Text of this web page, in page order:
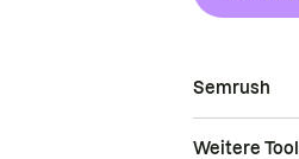
Semrush
Weitere